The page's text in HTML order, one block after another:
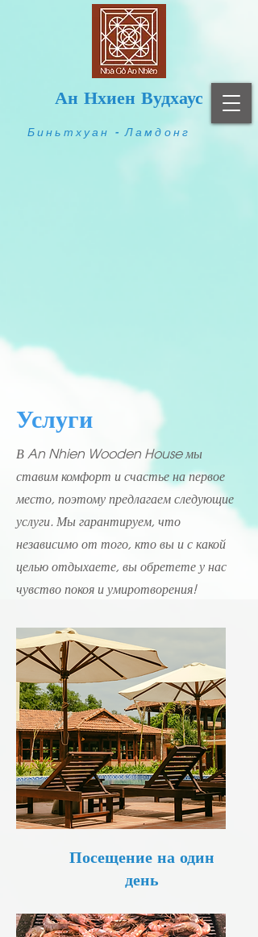
Ан Нхиен Вудхаус
Биньтхуан - Ламдонг
Услуги
В An Nhien Wooden House мы
ставим комфорт и счастье на первое
место, поэтому предлагаем следующие
услуги. Мы гарантируем, что
независимо от того, кто вы и с какой
целью отдыхаете, вы обретете у нас
чувство покоя и умиротворения!
Посещение на один
день